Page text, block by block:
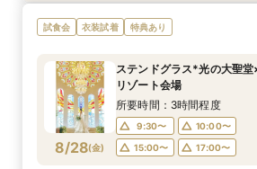
8/27 (木)
【自宅で式場見学★】在宅
ライン相談会♪
10:00〜
フェアを予約
8/27 (木)
【迷っている方も大歓迎】
談×次回試食付
10:00〜
17:00〜
フェアを予約
8/27 (木)
＼前々日〜当日予約◎／フ
限定前撮り特典付
9:30〜
15:00〜
17:00〜
フェアを予約
8/27 (木)
【フォト婚】貸切邸宅で残
定特典付相談会
9:30〜
15:00〜
17:00〜
フェアを予約
8/27 (木)
今月限定【130万優待★ド
×特製スイーツ
9:30〜
15:00〜
17:00〜
フェアを予約
試食会 衣装試着 特典あり
8/28(金)
ステンドグラス*光の大聖
リゾート会場
所要時間：3時間程度
9:30〜
10:00〜
15:00〜
17:00〜